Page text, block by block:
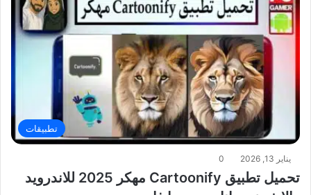
تطبيقات
يناير 13, 2026 0
تحميل تطبيق Cartoonify مهكر 2025 للاندرويد